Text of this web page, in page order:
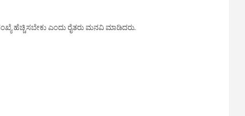
ಹೆಚ್ಚಿಸಬೇಕು ಎಂದು ರೈತರು ಮನವಿ ಮಾಡಿದರು.